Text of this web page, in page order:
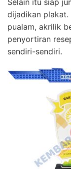
Selain itu siap
dijadikan plakat.
pualam, akrilik
penyortiran
sendiri-sendiri.